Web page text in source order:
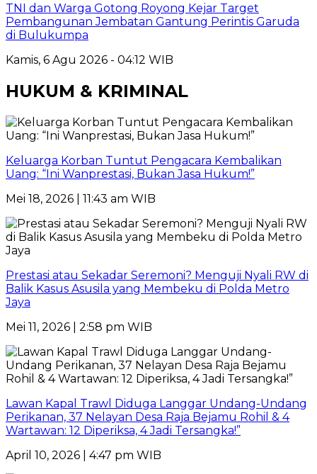
TNI dan Warga Gotong Royong Kejar Target
Pembangunan Jembatan Gantung Perintis Garuda
di Bulukumpa
Kamis, 6 Agu 2026 - 04:12 WIB
HUKUM & KRIMINAL
Keluarga Korban Tuntut Pengacara Kembalikan
Uang: “Ini Wanprestasi, Bukan Jasa Hukum!”
Mei 18, 2026 | 11:43 am WIB
Prestasi atau Sekadar Seremoni? Menguji Nyali RW di
Balik Kasus Asusila yang Membeku di Polda Metro
Jaya
Mei 11, 2026 | 2:58 pm WIB
Lawan Kapal Trawl Diduga Langgar Undang-Undang
Perikanan, 37 Nelayan Desa Raja Bejamu Rohil & 4
Wartawan: 12 Diperiksa, 4 Jadi Tersangka!”
April 10, 2026 | 4:47 pm WIB